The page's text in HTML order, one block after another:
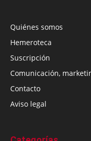
Quiénes somos
Hemeroteca
Suscripción
Comunicación,
Contacto
Aviso legal